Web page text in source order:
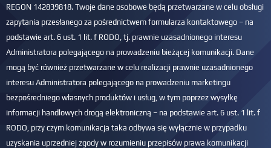
REGON 142839818. Twoje dane osobowe będą przetwarzane w celu obsługi
zapytania przesłanego za pośrednictwem formularza kontaktowego – na
podstawie art. 6 ust. 1 lit. f RODO, tj. prawnie uzasadnionego interesu
Administratora polegającego na prowadzeniu bieżącej komunikacji. Dane
mogą być również przetwarzane w celu realizacji prawnie uzasadnionego
interesu Administratora polegającego na prowadzeniu marketingu
bezpośredniego własnych produktów i usług, w tym poprzez wysyłkę
informacji handlowych drogą elektroniczną – na podstawie art. 6 ust. 1 lit. f
RODO, przy czym komunikacja taka odbywa się wyłącznie w przypadku
uzyskania uprzedniej zgody w rozumieniu przepisów prawa komunikacji